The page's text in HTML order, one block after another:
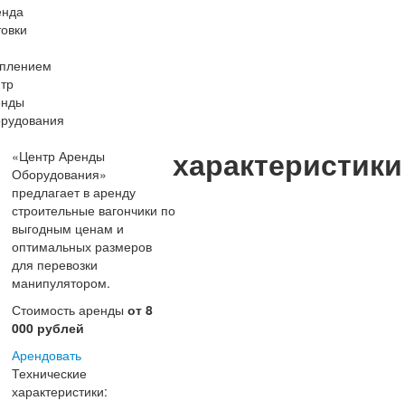
«Центр Аренды
Оборудования»
предлагает в аренду
строительные вагончики по
выгодным ценам и
оптимальных размеров
для перевозки
манипулятором.
Стоимость аренды от 8
000 рублей
Арендовать
Технические
характеристики:
характеристики